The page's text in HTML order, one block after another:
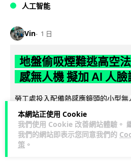
本網站正使用 Cookie
我們使用 Cookie 改善網站體驗。
我們的網站即表示您同意我們的
策 。
人工智能
Vin 1 日
地盤偷吸煙難逃高空
感無人機 擬加 AI 人
勞工處投入配備熱感應鏡頭的小型
地盤違例吸煙，並正研究於未來一
分析功能，結合三大技術進一...
閱
249